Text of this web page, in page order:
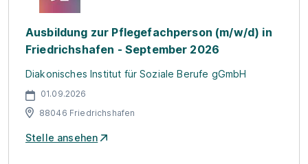
Ausbildung zur Pflegefachperson (m/w/d) in
Friedrichshafen - September 2026
Diakonisches Institut für Soziale Berufe gGmbH
01.09.2026
88046 Friedrichshafen
Stelle ansehen